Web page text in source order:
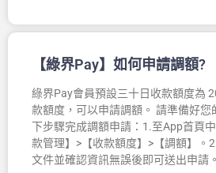
【綠界Pay】如何申請調額?
綠界Pay會員預設三十日收款額度為
款額度，可以申請調額。 請準備好您
下步驟完成調額申請：1.至App首頁
款管理】>【收款額度】>【調額】。
文件並確認資訊無誤後即可送出申請